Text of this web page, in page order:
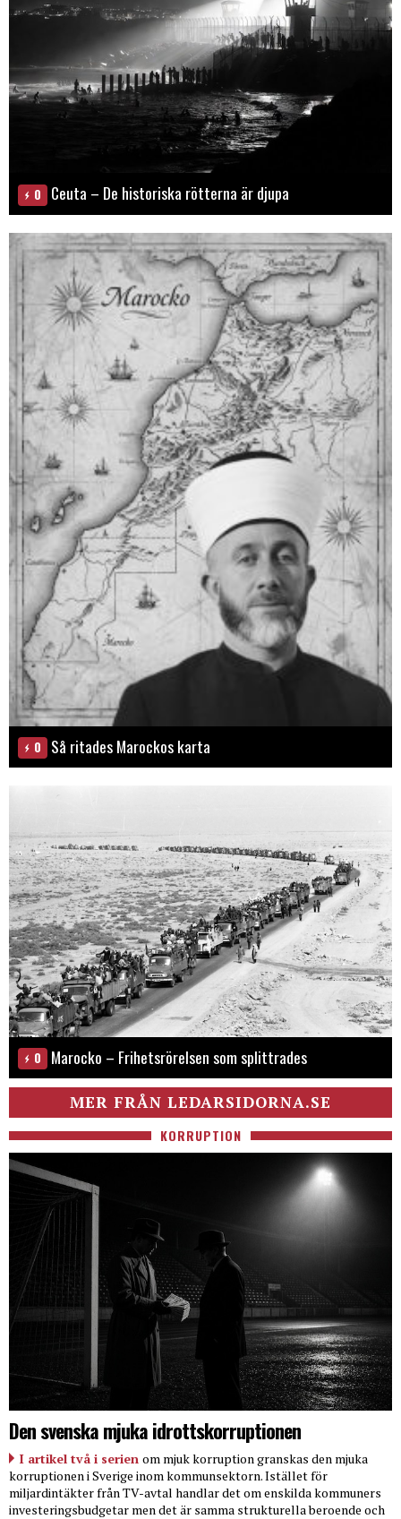
0 Ceuta – De historiska rötterna är djupa
0 Så ritades Marockos karta
0 Marocko – Frihetsrörelsen som splittrades
MER FRÅN LEDARSIDORNA.SE
KORRUPTION
Den svenska mjuka idrottskorruptionen
I artikel två i serien om mjuk korruption granskas den mjuka
korruptionen i Sverige inom kommunsektorn. Istället för
miljardintäkter från TV-avtal handlar det om enskilda kommuners
investeringsbudgetar men det är samma strukturella beroende och